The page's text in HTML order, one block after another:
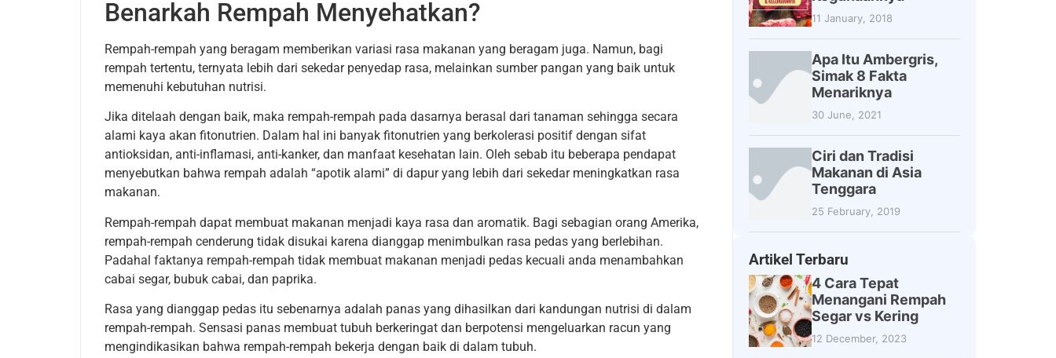
Benarkah Rempah Menyehatkan?
Rempah-rempah yang beragam memberikan variasi rasa makanan yang beragam juga. Namun, bagi
rempah tertentu, ternyata lebih dari sekedar penyedap rasa, melainkan sumber pangan yang baik untuk
memenuhi kebutuhan nutrisi.
Jika ditelaah dengan baik, maka rempah-rempah pada dasarnya berasal dari tanaman sehingga secara
alami kaya akan fitonutrien. Dalam hal ini banyak fitonutrien yang berkolerasi positif dengan sifat
antioksidan, anti-inflamasi, anti-kanker, dan manfaat kesehatan lain. Oleh sebab itu beberapa pendapat
menyebutkan bahwa rempah adalah “apotik alami” di dapur yang lebih dari sekedar meningkatkan rasa
makanan.
Rempah-rempah dapat membuat makanan menjadi kaya rasa dan aromatik. Bagi sebagian orang Amerika,
rempah-rempah cenderung tidak disukai karena dianggap menimbulkan rasa pedas yang berlebihan.
Padahal faktanya rempah-rempah tidak membuat makanan menjadi pedas kecuali anda menambahkan
cabai segar, bubuk cabai, dan paprika.
Rasa yang dianggap pedas itu sebenarnya adalah panas yang dihasilkan dari kandungan nutrisi di dalam
rempah-rempah. Sensasi panas membuat tubuh berkeringat dan berpotensi mengeluarkan racun yang
mengindikasikan bahwa rempah-rempah bekerja dengan baik di dalam tubuh.
11 January, 2018
Apa Itu Ambergris,
Simak 8 Fakta
Menariknya
30 June, 2021
Ciri dan Tradisi
Makanan di Asia
Tenggara
25 February, 2019
Artikel Terbaru
4 Cara Tepat
Menangani Rempah
Segar vs Kering
12 December, 2023